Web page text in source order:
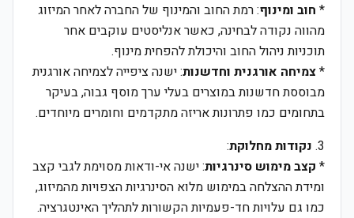
* חוב ומינוף: רמת החוב והמינוף של החברה לאחר המיזוג
מהווה נקודה לבחינה, כאשר אנליסטים עוקבים אחר
תוכניות ניהול החוב והיכולת להפחית מינוף.
*צמיחה אורגנית וחדשנות: ישנה ציפייה לצמיחה אורגנית
מבוססת חדשנות במוצרים בעלי ערך מוסף גבוה, בעיקר
בתחומים כמו פתרונות אריזה מתקדמים וחומרים מיוחדים.
3. נקודות מחלוקת:
* קצב מימוש סינרגיות: ישנה אי-ודאות מסוימת לגבי קצב
ומידת ההצלחה במימוש מלוא הסינרגיות הצפויות מהמיזוג,
כמו גם עלויות חד-פעמיות הקשורות לתהליך האינטגרציה.